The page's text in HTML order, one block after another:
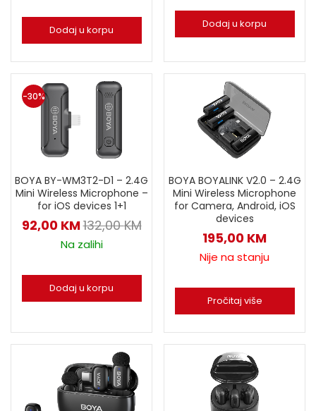
Dodaj u korpu Dodaj u korpu
-30%
BOYA BY-WM3T2-D1 – 2.4G
Mini Wireless Microphone –
for iOS devices 1+1
92,00 KM132,00KM
Na zalihi
Dodaj u korpu
BOYA BOYALINK V2.0 – 2.4G
Mini Wireless Microphone
for Camera, Android, iOS
devices
195,00 KM
Nije na stanju
Pročitaj više